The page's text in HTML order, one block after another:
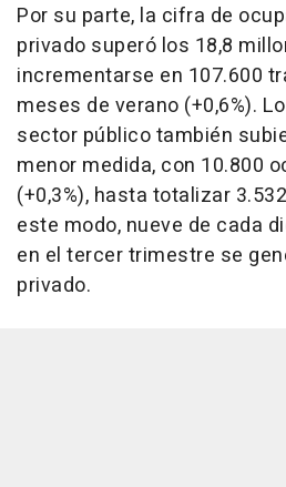
Por su parte, la cifra de
privado superó los 18,8
incrementarse en 107.600
meses de verano (+0,6%).
sector público también
menor medida, con 10.800
(+0,3%), hasta totalizar
este modo, nueve de cada
en el tercer trimestre se
privado.